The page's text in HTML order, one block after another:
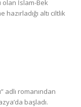
olan İslam-Bek
altı ciltlik
adlı romanından
başladı.